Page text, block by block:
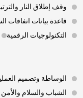
وقف إطلاق النار
قاعدة بيانات اتفاقات
التكنولوجيات الرقمية
Footer 3
الوساطة وتصميم
الشباب والسلام